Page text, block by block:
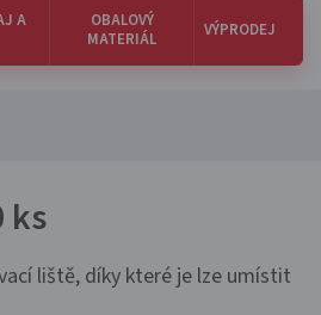
A
OBALOVÝ
MATERIÁL
VÝPRODEJ
ks
díky které je lze umístit